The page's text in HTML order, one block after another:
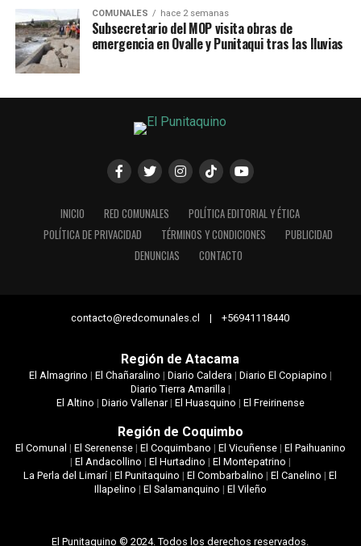
COMUNALES hace 2 semanas
Subsecretario del MOP visita obras de
emergencia en Ovalle y Punitaqui tras las lluvias
INICIO RED COMUNALES
POLÍTICA EDITORIAL Y ÉTICA
POLÍTICA DE PRIVACIDAD
TÉRMINOS Y CONDICIONES
PUBLICIDAD
DENUNCIAS
CONTACTO
contacto@redcomunales.cl | +56941118440
Región de Atacama
El Almagrino | El Chañaralino | Diario Caldera| Diario El Copiapino |
Diario Tierra Amarilla|
El Altino | Diario Vallenar| El Huasquino | El Freirinense
Región de Coquimbo
El Comunal | El Serenense| El Coquimbano | El Vicuñense| El Paihuanino
| El Andacollino | El Hurtadino | El Montepatrino |
La Perla del Limarí|El Punitaquino |El Combarbalino |El Canelino |El
Illapelino | El Salamanquino | El Vileño
El Punitaquino © 2024. Todos los derechos reservados.